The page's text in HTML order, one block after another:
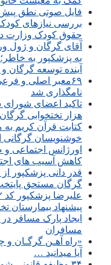
فایل صوتی نطق پیش
بررسی نیازهای
حقوق کودک وزارت
آقای گرگان و ژول
به پزشکپور به
آینده توسعه گرگان
نامگذاری شد
تاکید اعضای شورای
هزار تختخوابی گرگان
کتابت قرآن کریم
خوشنویسان گرگانی
اورژانس اجتماعی
کاهش آسیب های
قدر دانی پزشکپور
گرگان مستحق
علیرضا پزشکپور کد ۲۱۲
پیشنهاد
ایجاد پارک مسافر
مسافران
«راه آهـن گرگـان و
آیا میدانید …